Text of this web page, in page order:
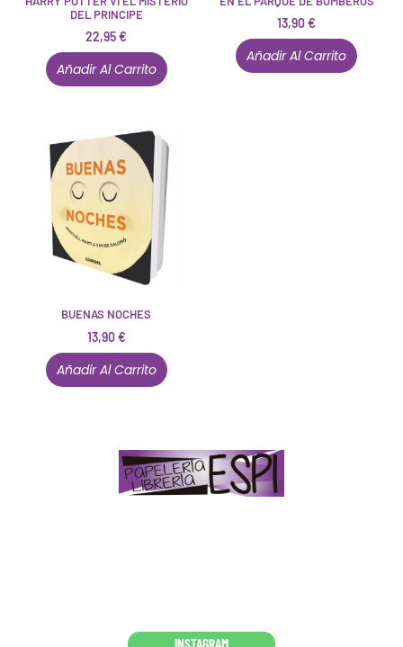
DEL PRINCIPE
22,95€
Añadir Al Carrito
13,90€
Añadir Al Carrito
BUENAS NOCHES
13,90€
Añadir Al Carrito
INSTAGRAM